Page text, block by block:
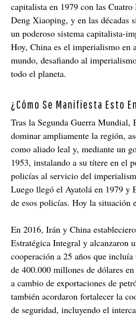
capitalista en 1979 con las
Deng Xiaoping, y en las décadas
un poderoso sistema capitalista-
Hoy, China es el imperialismo en
mundo, desafiando al
todo el planeta.
¿Cómo Se Manifiesta Esto
Tras la Segunda Guerra Mundial,
dominar ampliamente la región,
como aliado leal y, mediante un
1953, instalando a su títere en el
policías al servicio del
Luego llegó el Ayatolá en 1979 y
de esos policías. Hoy la situación
En 2016, Irán y China
Estratégica Integral y alcanzaron
cooperación a 25 años que
de 400.000 millones de dólares
a cambio de exportaciones de
también acordaron fortalecer la
de seguridad, incluyendo el